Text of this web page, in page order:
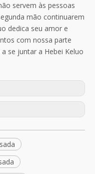
servem às pessoas
mão continuarem
dedica seu amor e
com nossa parte
se juntar a Hebei Keluo